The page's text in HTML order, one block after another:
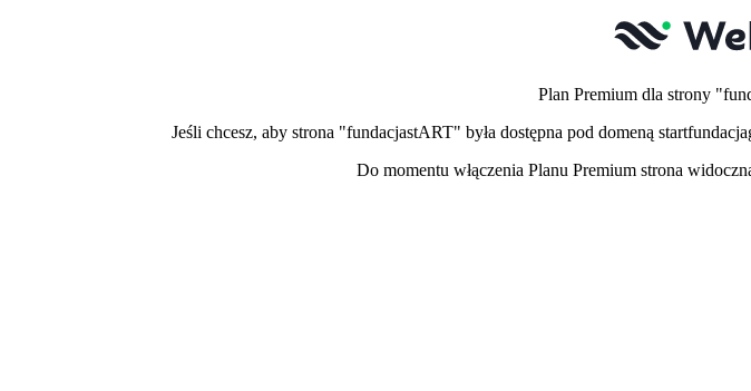
Plan Premium dla strony
Jeśli chcesz, aby strona "fundacjastART" była dostępna pod domeną
Do momentu włączenia Planu Premium strona